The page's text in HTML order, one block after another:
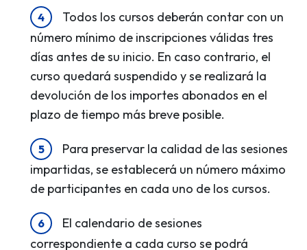
Todos los cursos deberán contar con un
número mínimo de inscripciones válidas tres
días antes de su inicio. En caso contrario, el
curso quedará suspendido y se realizará la
devolución de los importes abonados en el
plazo de tiempo más breve posible.
Para preservar la calidad de las sesiones
impartidas, se establecerá un número máximo
de participantes en cada uno de los cursos.
El calendario de sesiones
correspondiente a cada curso se podrá